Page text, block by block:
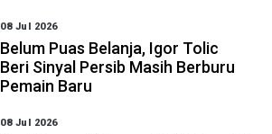
08 Jul 2026
Belum Puas Belanja, Igor Tolic
Beri Sinyal Persib Masih Berburu
Pemain Baru
08 Jul 2026